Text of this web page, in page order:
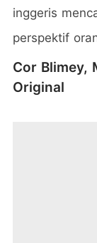
inggeris
perspektif
Cor Blimey,
Original